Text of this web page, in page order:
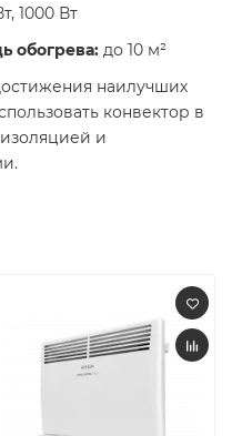
1000 Вт​
обогрева: до 10 м²​
наилучших
конвектор в
и